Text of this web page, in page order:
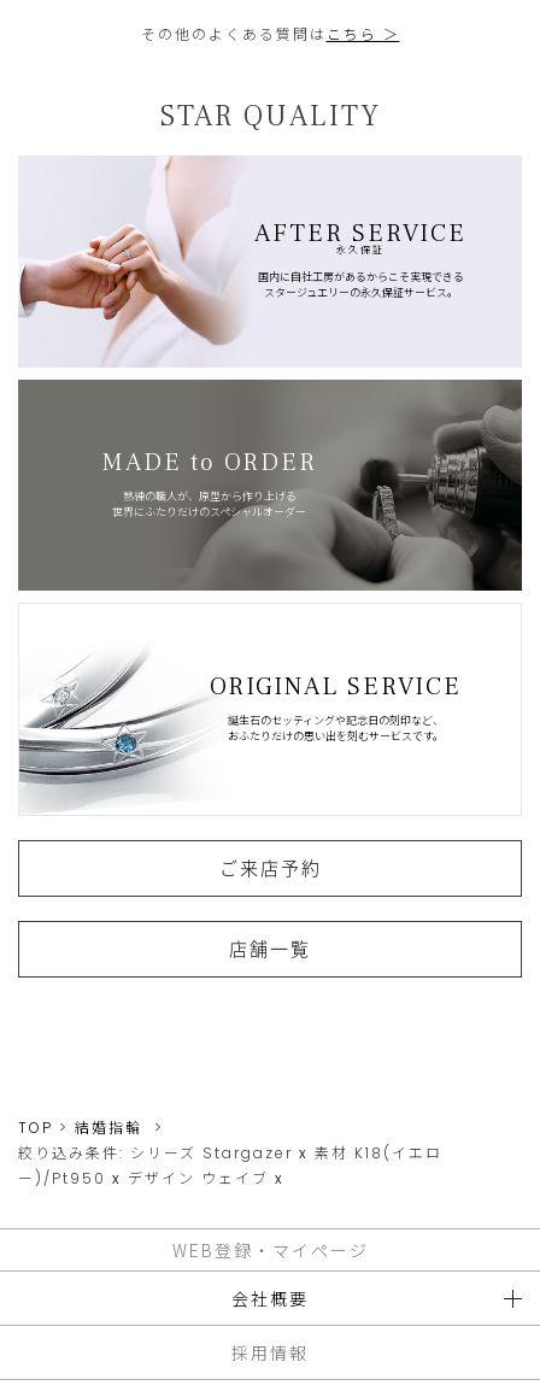
その他のよくある質問は こちら ＞
STAR QUALITY
AFTER SERVICE
永久保証
国内に自社工房があるからこそ実現できる
スタージュエリーの永久保証サービス。
MADE to ORDER
熟練の職人が、原型から作り上げる
世界にふたりだけのスペシャルオーダー
ORIGINAL SERVICE
誕生石のセッティングや記念日の刻印など、
おふたりだけの思い出を刻むサービスです。
ご来店予約
店舗一覧
TOP
結婚指輪
絞り込み条件: シリーズ Stargazer x 素材 K18(イエロ
ー)/Pt950 x デザイン ウェイブ x
WEB登録・マイページ
会社概要
採用情報